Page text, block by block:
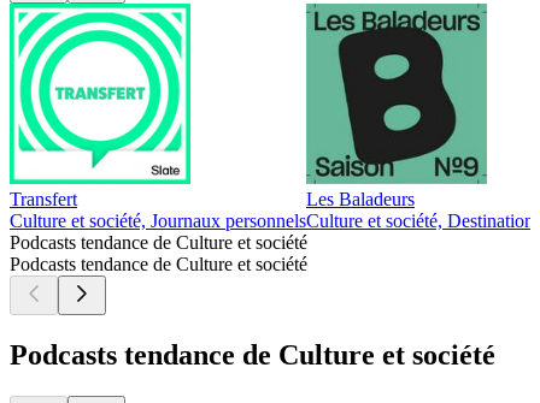
Transfert
Culture et société, Journaux personnels
Les Baladeurs
Culture et société,
Podcasts tendance de Culture et société
Podcasts tendance de Culture et société
Podcasts tendance de Culture et société